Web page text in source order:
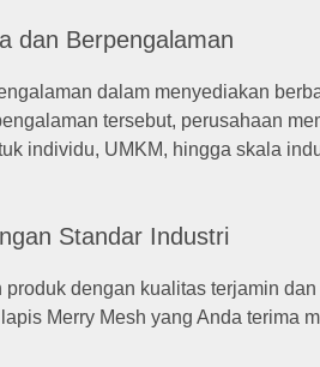
dan Berpengalaman
dalam menyediakan
tersebut, perusahaan
individu, UMKM, hingga skala
Standar Industri
produk dengan kualitas terjamin
Merry Mesh yang Anda terima